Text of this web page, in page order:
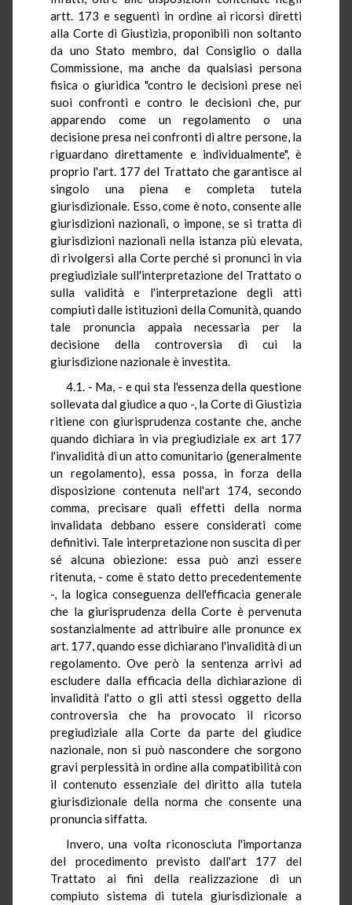
artt. 173 e seguenti in ordine ai ricorsi diretti
alla Corte di Giustizia, proponibili non soltanto
da uno Stato membro, dal Consiglio o dalla
Commissione, ma anche da qualsiasi persona
fisica o giuridica "contro le decisioni prese nei
suoi confronti e contro le decisioni che, pur
apparendo come un regolamento o una
decisione presa nei confronti di altre persone, la
riguardano direttamente e individualmente", è
proprio l'art. 177 del Trattato che garantisce al
singolo una piena e completa tutela
giurisdizionale. Esso, come è noto, consente alle
giurisdizioni nazionali, o impone, se si tratta di
giurisdizioni nazionali nella istanza più elevata,
di rivolgersi alla Corte perché si pronunci in via
pregiudiziale sull'interpretazione del Trattato o
sulla validità e l'interpretazione degli atti
compiuti dalle istituzioni della Comunità, quando
tale pronuncia appaia necessaria per la
decisione della controversia di cui la
giurisdizione nazionale è investita.
4.1. - Ma, - e qui sta l'essenza della questione
sollevata dal giudice a quo -, la Corte di Giustizia
ritiene con giurisprudenza costante che, anche
quando dichiara in via pregiudiziale ex art 177
l'invalidità di un atto comunitario (generalmente
un regolamento), essa possa, in forza della
disposizione contenuta nell'art 174, secondo
comma, precisare quali effetti della norma
invalidata debbano essere considerati come
definitivi. Tale interpretazione non suscita di per
sé alcuna obiezione: essa può anzi essere
ritenuta, - come è stato detto precedentemente
-, la logica conseguenza dell'efficacia generale
che la giurisprudenza della Corte è pervenuta
sostanzialmente ad attribuire alle pronunce ex
art. 177, quando esse dichiarano l'invalidità di un
regolamento. Ove però la sentenza arrivi ad
escludere dalla efficacia della dichiarazione di
invalidità l'atto o gli atti stessi oggetto della
controversia che ha provocato il ricorso
pregiudiziale alla Corte da parte del giudice
nazionale, non si può nascondere che sorgono
gravi perplessità in ordine alla compatibilità con
il contenuto essenziale del diritto alla tutela
giurisdizionale della norma che consente una
pronuncia siffatta.
Invero, una volta riconosciuta l'importanza
del procedimento previsto dall'art 177 del
Trattato ai fini della realizzazione di un
compiuto sistema di tutela giurisdizionale a